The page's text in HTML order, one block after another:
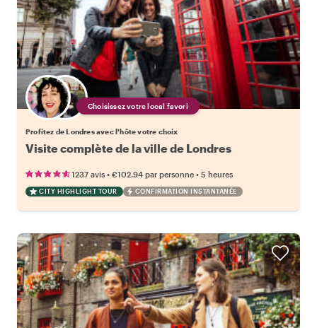
Choisissez votre local favori
Profitez de Londres avec l'hôte votre choix
Visite complète de la ville de Londres
1237 avis • €102.94 par personne • 5 heures
CITY HIGHLIGHT TOUR CONFIRMATION INSTANTANÉE